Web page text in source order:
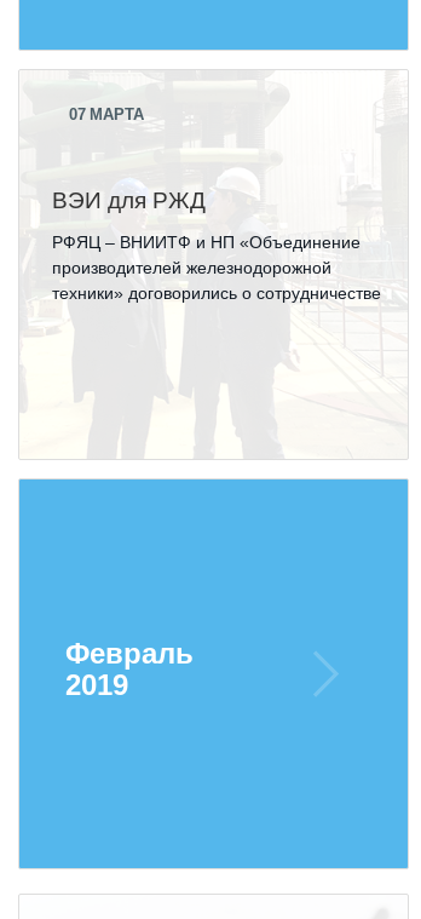
07 МАРТА
ВЭИ для РЖД
РФЯЦ – ВНИИТФ и НП «Объединение
производителей железнодорожной
техники» договорились о сотрудничестве
Февраль
2019